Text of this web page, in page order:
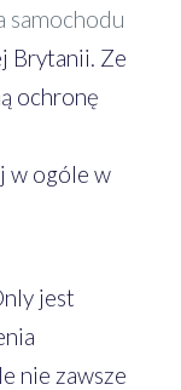
samochodu
Brytanii. Ze
ochronę
w ogóle w
jest
nie zawsze